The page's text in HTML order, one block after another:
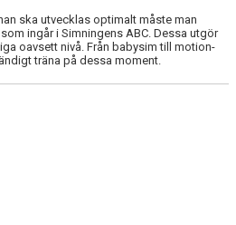
ska utvecklas optimalt måste man
ingår i Simningens ABC. Dessa utgör
oavsett nivå. Från babysim till motion-
träna på dessa moment.